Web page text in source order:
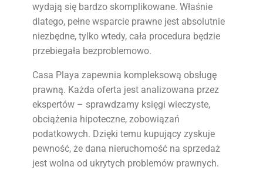
wydają się bardzo skomplikowane. Właśnie
dlatego, pełne wsparcie prawne jest absolutnie
niezbędne, tylko wtedy, cała procedura będzie
przebiegała bezproblemowo.
Casa Playa zapewnia kompleksową obsługę
prawną. Każda oferta jest analizowana przez
ekspertów – sprawdzamy księgi wieczyste,
obciążenia hipoteczne, zobowiązań
podatkowych. Dzięki temu kupujący zyskuje
pewność, że dana nieruchomość na sprzedaż
jest wolna od ukrytych problemów prawnych.